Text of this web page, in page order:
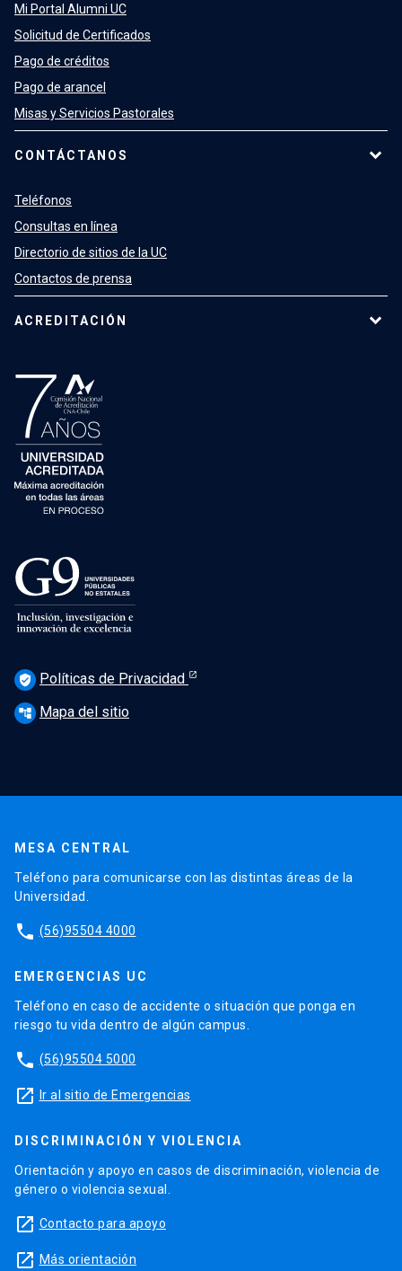
Mi Portal Alumni UC
Solicitud de Certificados
Pago de créditos
Pago de arancel
Misas y Servicios Pastorales
CONTÁCTANOS
Teléfonos
Consultas en línea
Directorio de sitios de la UC
Contactos de prensa
ACREDITACIÓN
verified_user Políticas de Privacidad
account_tree Mapa del sitio
MESA CENTRAL
Teléfono para comunicarse con las distintas áreas de la
Universidad.
phone (56)95504 4000
EMERGENCIAS UC
Teléfono en caso de accidente o situación que ponga en
riesgo tu vida dentro de algún campus.
phone (56)95504 5000
launch Ir al sitio de Emergencias
DISCRIMINACIÓN Y VIOLENCIA
Orientación y apoyo en casos de discriminación, violencia de
género o violencia sexual.
launch Contacto para apoyo
launch Más orientación